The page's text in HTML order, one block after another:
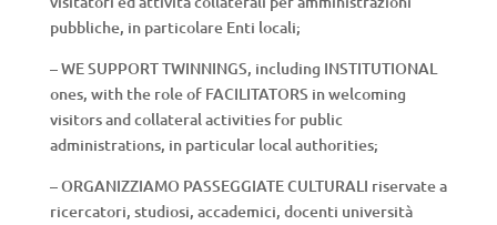
pubbliche, in particolare Enti locali;
– WE SUPPORT TWINNINGS, including INSTITUTIONAL
ones, with the role of FACILITATORS in welcoming
visitors and collateral activities for public
administrations, in particular local authorities;
– ORGANIZZIAMO PASSEGGIATE CULTURALI riservate a
ricercatori, studiosi, accademici, docenti università